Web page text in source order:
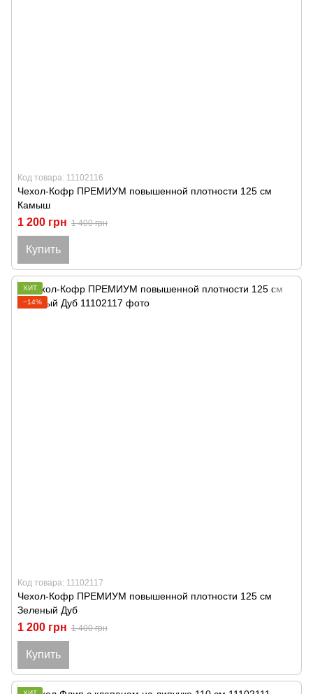
Код товара: 11102116
Чехол-Кофр ПРЕМИУМ повышенной плотности 125 см
Камыш
1 200 грн 1 400 грн
Купить
ХИТ
−14%
Код товара: 11102117
Чехол-Кофр ПРЕМИУМ повышенной плотности 125 см
Зеленый Дуб
1 200 грн 1 400 грн
Купить